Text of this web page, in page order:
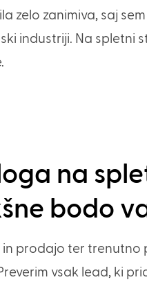
zelo zanimiva, saj
industriji. Na spletni
na
bodo
in prodajo ter
vsak lead, ki